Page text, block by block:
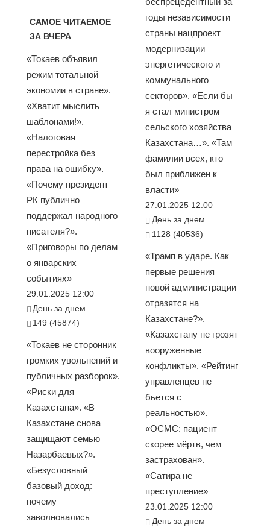
САМОЕ ЧИТАЕМОЕ
ЗА ВЧЕРА
«Токаев объявил
режим тотальной
экономии в стране».
«Хватит мыслить
шаблонами!».
«Налоговая
перестройка без
права на ошибку».
«Почему президент
РК публично
поддержал народного
писателя?».
«Приговоры по делам
о январских
событиях»
29.01.2025 12:00
День за днем
149 (45874)
«Токаев не сторонник
громких увольнений и
публичных разборок».
«Риски для
Казахстана». «В
Казахстане снова
защищают семью
Назарбаевых?».
«Безусловный
базовый доход:
почему
заволновались
годы независимости
страны нацпроект
модернизации
энергетического и
коммунального
секторов». «Если бы
я стал министром
сельского хозяйства
Казахстана…». «Там
фамилии всех, кто
был приближен к
власти»
27.01.2025 12:00
День за днем
1128 (40536)
«Трамп в ударе. Как
первые решения
новой администрации
отразятся на
Казахстане?».
«Казахстану не грозят
вооруженные
конфликты». «Рейтинг
управленцев не
бьется с
реальностью».
«ОСМС: пациент
скорее мёртв, чем
застрахован».
«Сатира не
преступление»
23.01.2025 12:00
День за днем